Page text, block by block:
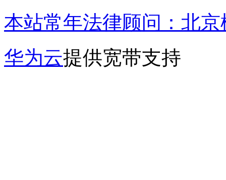
本站常年法律顾问：北
华为云提供宽带支持